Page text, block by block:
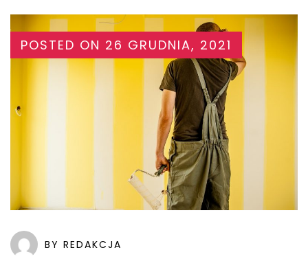
POSTED ON 26 GRUDNIA, 2021
BY REDAKCJA